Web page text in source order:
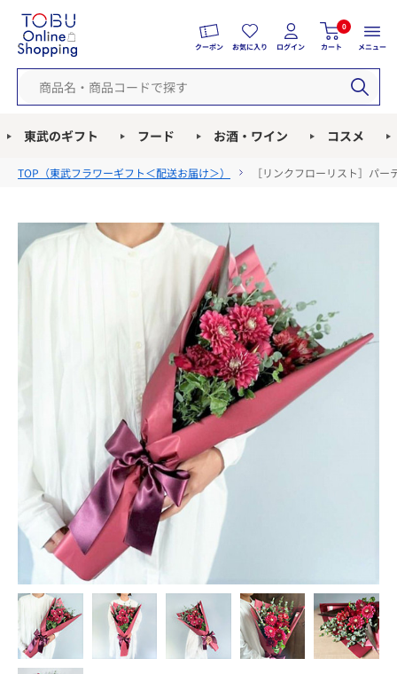
クーポン お気に入り ログイン
0
カート メニュー
東武のギフト フード お酒・ワイン コスメ
TOP（東武フラワーギフト＜配送お届け＞） ［リンクフローリスト］パ